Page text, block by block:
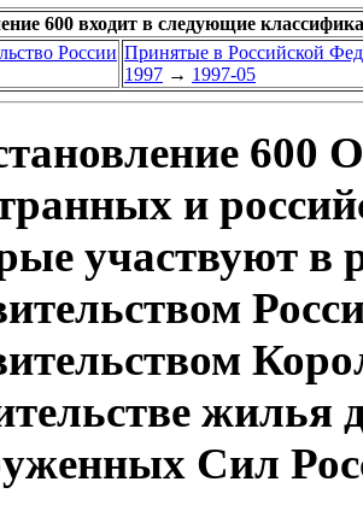
600 входит в следующие
России Принятые в Российской
1997 → 1997-05
600
и
участвуют в
Сил